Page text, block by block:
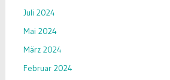
Juli 2024
Mai 2024
März 2024
Februar 2024